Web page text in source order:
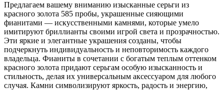
Предлагаем вашему вниманию изысканные серьги из
красного золота 585 пробы, украшенные сияющими
фианитами — искусственными камнями, которые умело
имитируют бриллианты своими игрой света и прозрачностью.
Эти яркие и элегантные украшения созданы, чтобы
подчеркнуть индивидуальность и неповторимость каждого
владельца. Фианиты в сочетании с богатым теплым оттенком
красного золота придают серьгам особую изысканность и
стильность, делая их универсальным аксессуаром для любого
случая. Камни символизируют яркость, радость и энергию,